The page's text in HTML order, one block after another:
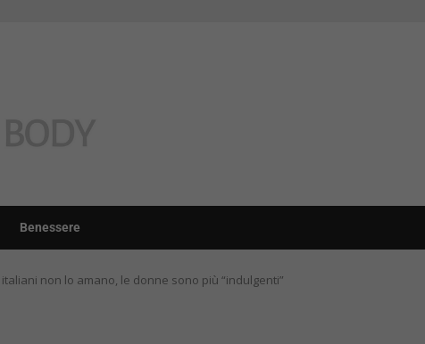
Benessere
non lo amano, le donne sono più “indulgenti”